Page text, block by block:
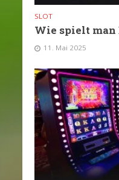
SLOT
Wie spielt man
11. Mai 2025